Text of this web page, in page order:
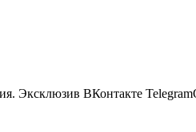
Эксклюзив ВКонтакте